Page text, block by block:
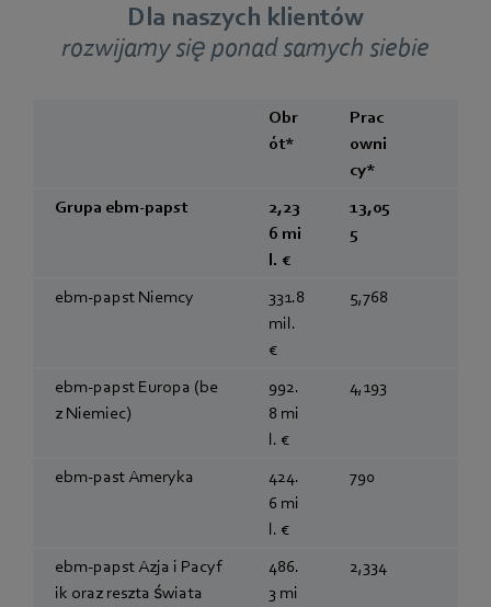
Dla naszych klientów
rozwijamy się ponad samych siebie
Obr
ót*
Prac
owni
cy*
Grupa ebm‑papst
2,23
6 mi
l. €
13,05
5
ebm‑papst Niemcy
331.8
mil.
€
5,768
ebm‑papst Europa (be
z Niemiec)
992.
8 mi
l. €
4,193
ebm‑past Ameryka
424.
6 mi
l. €
790
ebm‑papst Azja i Pacyf
ik oraz reszta świata
486.
3 mi
2,334